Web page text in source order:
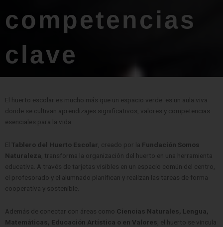
competencias
clave
El huerto escolar es mucho más que un espacio verde: es un aula viva
donde se cultivan aprendizajes significativos, valores y competencias
esenciales para la vida.
El Tablero del Huerto Escolar, creado por la Fundación Somos
Naturaleza, transforma la organización del huerto en una herramienta
educativa. A través de tarjetas visibles en un espacio común del centro,
el profesorado y el alumnado planifican y realizan las tareas de forma
cooperativa y sostenible.
Además de conectar con áreas como Ciencias Naturales, Lengua,
Matemáticas, Educación Artística o en Valores, el huerto se vincula